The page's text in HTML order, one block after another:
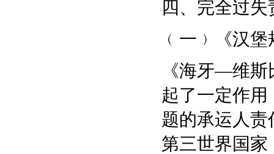
四、完全过
﹙一﹚《汉
《海牙—维
起了一定作
题的承运人
第三世界国